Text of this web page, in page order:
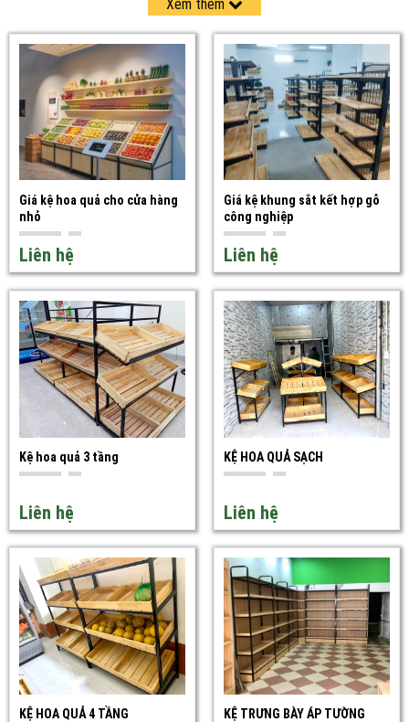
Kệ lưới hiện đại và thanh lịch, tối ưu hóa khả năng thông gió,
trưng bày trái cây, rau củ tươi ngon, thu hút ánh nhìn.
Kệ thanh ray: Kệ thay ray dẻo dai và linh hoạt, dễ dàng điều chỉnh
khoảng cách mâm kệ, phù hợp trưng bày sản phẩm đa dạng kích
thước.
Phân loại theo kích thước
Kệ thấp có chiều cao khiêm tốn, phù hợp trưng bày sản
phẩm nhẹ, dễ dàng quan sát, tạo cảm giác gần gũi cho khách hàng.
Kệ trung bình:
Kệ trung bình có kích thước phổ biến, đáp ứng đa
Kệ cao:Tận dụng tối đa chiều cao, gia tăng sức chứa, thích hợp cho
những kho hàng rộng rãi, cần lưu trữ số lượng lớn sản phẩm.
Phân loại theo chất liệu
Kệ sắt:Vững chắc và bền bỉ, chịu tải trọng cao, giá thành hợp lý, lựa
chọn phổ biến cho siêu thị, cửa hàng.
Kệ inox:
Inox haythép không gỉ
mang sự sang trọng và sáng bóng,
chống gỉ sét, thích hợp trưng bày sản phẩm cao cấp, thực phẩm,
Xem thêm
Giá kệ hoa quả cho cửa hàng
nhỏ
Liên hệ
Giá kệ khung sắt kết hợp gỗ
công nghiệp
Liên hệ
Kệ hoa quả 3 tầng
Liên hệ
KỆ HOA QUẢ SẠCH
Liên hệ
KỆ HOA QUẢ 4 TẦNG KỆ TRƯNG BÀY ÁP TƯỜNG